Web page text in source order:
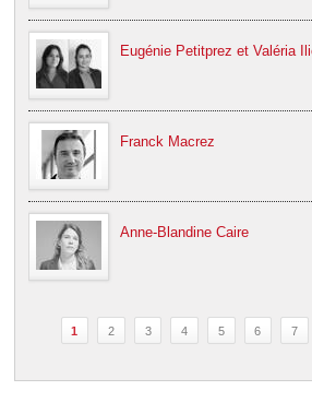
Eugénie Petitprez et Valéria
Franck Macrez
Anne-Blandine Caire
1 2 3 4 5 6 7